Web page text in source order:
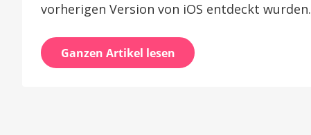
vorherigen Version von iOS entdeckt wurden.
Ganzen Artikel lesen